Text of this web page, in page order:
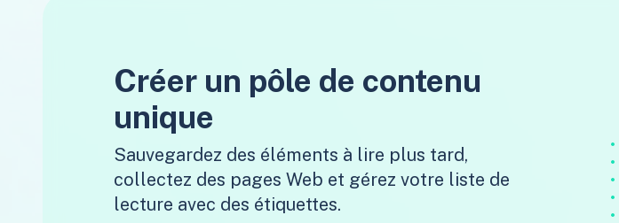
Créer un pôle de contenu
unique
Sauvegardez des éléments à lire plus tard,
collectez des pages Web et gérez votre liste de
lecture avec des étiquettes.